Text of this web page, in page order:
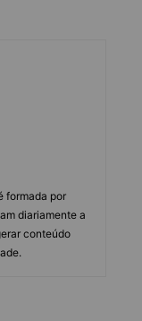
formada por
diariamente a
conteúdo